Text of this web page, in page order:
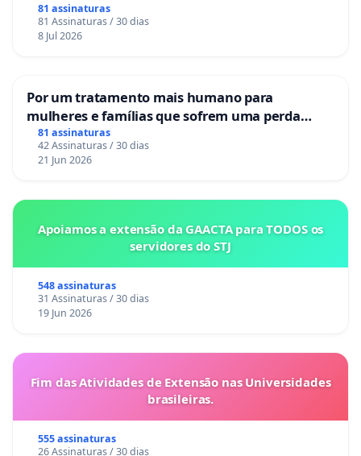
81 assinaturas
81 Assinaturas / 30 dias
8 Jul 2026
Por um tratamento mais humano para
mulheres e famílias que sofrem uma perda
gestacional nos hospitais portugueses
81 assinaturas
42 Assinaturas / 30 dias
21 Jun 2026
Apoiamos a extensão da GAACTA para TODOS os
servidores do STJ
548 assinaturas
31 Assinaturas / 30 dias
19 Jun 2026
Fim das Atividades de Extensão nas Universidades
brasileiras.
555 assinaturas
26 Assinaturas / 30 dias